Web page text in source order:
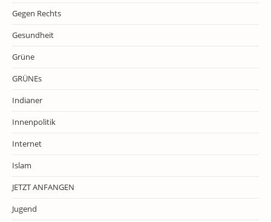
Gegen Rechts
Gesundheit
Grüne
GRÜNEs
Indianer
Innenpolitik
Internet
Islam
JETZT ANFANGEN
Jugend